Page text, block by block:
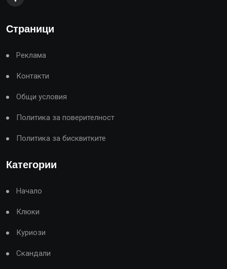
Страници
Реклама
Контакти
Общи условия
Политика за поверителност
Политика за бисквитките
Категории
Начало
Клюки
Куриози
Скандали